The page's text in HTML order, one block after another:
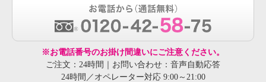
※お電話番号のお掛け間違いにご注意ください。
ご注文：24時間｜お問い合わせ：音声自動応答
24時間／オペレーター対応 9:00～21:00